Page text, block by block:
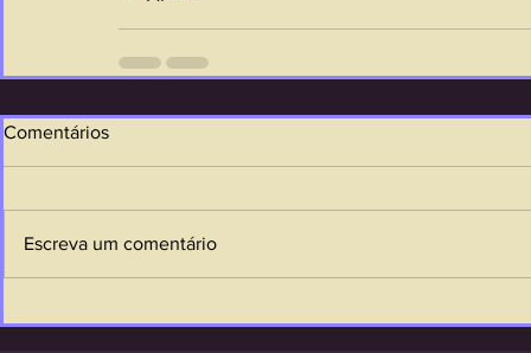
Comentários
Escreva um comentário